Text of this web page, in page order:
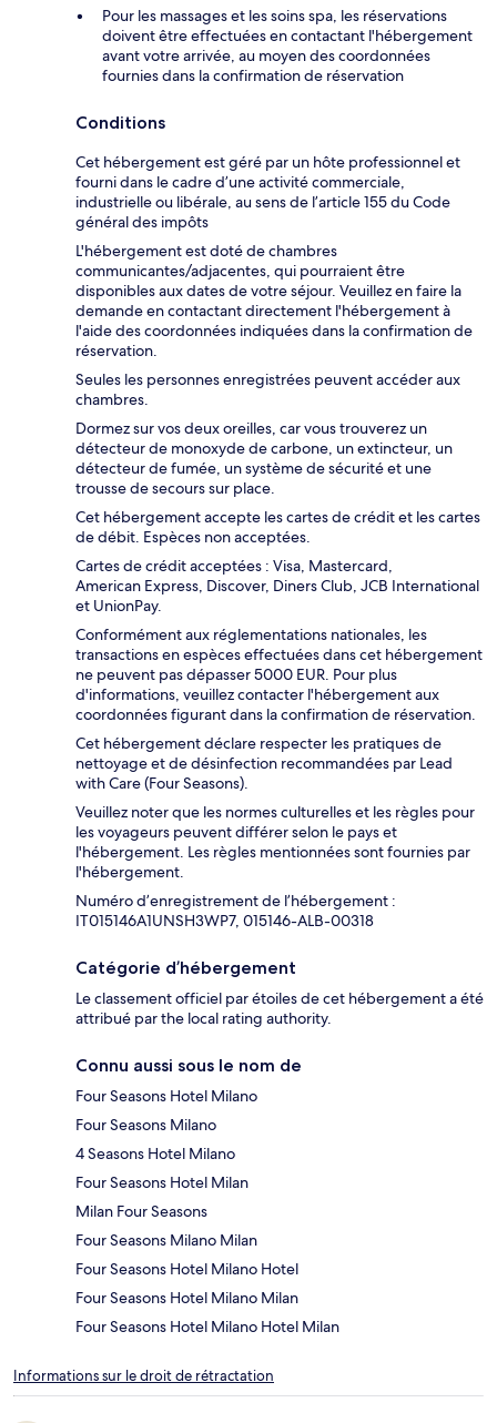
Pour les massages et les soins spa, les réservations
doivent être effectuées en contactant l'hébergement
avant votre arrivée, au moyen des coordonnées
fournies dans la confirmation de réservation
Conditions
Cet hébergement est géré par un hôte professionnel et
fourni dans le cadre d’une activité commerciale,
industrielle ou libérale, au sens de l’article 155 du Code
général des impôts
L'hébergement est doté de chambres
communicantes/adjacentes, qui pourraient être
disponibles aux dates de votre séjour. Veuillez en faire la
demande en contactant directement l'hébergement à
l'aide des coordonnées indiquées dans la confirmation de
réservation.
Seules les personnes enregistrées peuvent accéder aux
chambres.
Dormez sur vos deux oreilles, car vous trouverez un
détecteur de monoxyde de carbone, un extincteur, un
détecteur de fumée, un système de sécurité et une
trousse de secours sur place.
Cet hébergement accepte les cartes de crédit et les cartes
de débit. Espèces non acceptées.
Cartes de crédit acceptées : Visa, Mastercard,
American Express, Discover, Diners Club, JCB International
et UnionPay.
Conformément aux réglementations nationales, les
transactions en espèces effectuées dans cet hébergement
ne peuvent pas dépasser 5000 EUR. Pour plus
d'informations, veuillez contacter l'hébergement aux
coordonnées figurant dans la confirmation de réservation.
Cet hébergement déclare respecter les pratiques de
nettoyage et de désinfection recommandées par Lead
with Care (Four Seasons).
Veuillez noter que les normes culturelles et les règles pour
les voyageurs peuvent différer selon le pays et
l'hébergement. Les règles mentionnées sont fournies par
l'hébergement.
Numéro d’enregistrement de l’hébergement :
IT015146A1UNSH3WP7, 015146-ALB-00318
Catégorie d’hébergement
Le classement officiel par étoiles de cet hébergement a été
attribué par the local rating authority.
Connu aussi sous le nom de
Four Seasons Hotel Milano
Four Seasons Milano
4 Seasons Hotel Milano
Four Seasons Hotel Milan
Milan Four Seasons
Four Seasons Milano Milan
Four Seasons Hotel Milano Hotel
Four Seasons Hotel Milano Milan
Four Seasons Hotel Milano Hotel Milan
Informations sur le droit de rétractation